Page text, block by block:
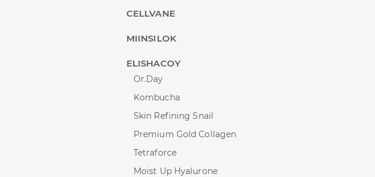
CELLVANE
MIINSILOK
ELISHACOY
Or.Day
Kombucha
Skin Refining Snail
Premium Gold Collagen
Tetraforce
Moist Up Hyalurone